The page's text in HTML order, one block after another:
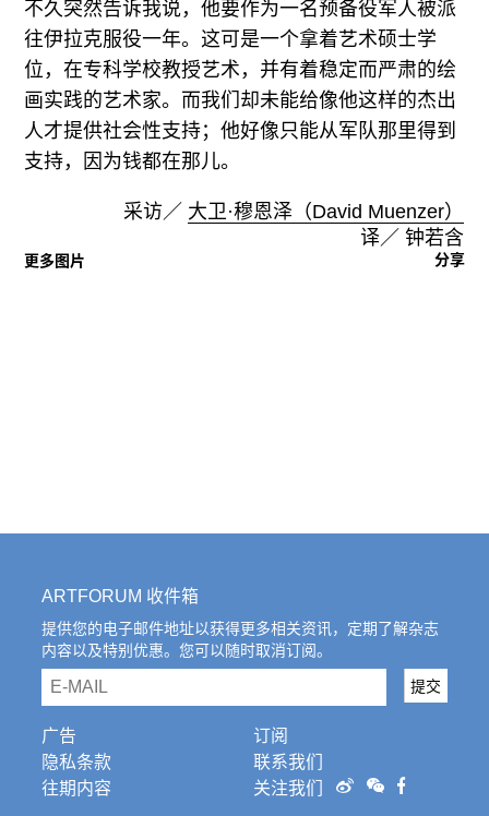
不久突然告诉我说，他要作为一名预备役军人被派
往伊拉克服役一年。这可是一个拿着艺术硕士学
位，在专科学校教授艺术，并有着稳定而严肃的绘
画实践的艺术家。而我们却未能给像他这样的杰出
人才提供社会性支持；他好像只能从军队那里得到
支持，因为钱都在那儿。
采访／ 大卫·穆恩泽（David Muenzer）
译／ 钟若含
更多图片 分享
ARTFORUM 收件箱
提供您的电子邮件地址以获得更多相关资讯，定期了解杂志
内容以及特别优惠。您可以随时取消订阅。
email 提交
广告
隐私条款
往期内容
订阅
联系我们
关注我们